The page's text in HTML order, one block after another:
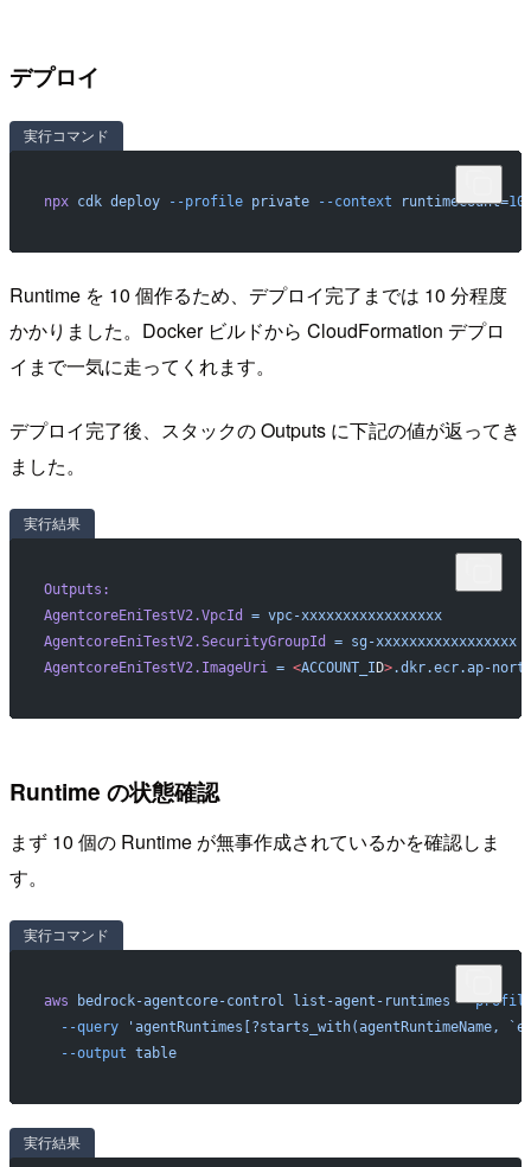
デプロイ
実行コマンド
npx cdk deploy --profile private --context runtimeCount=10
Runtime を 10 個作るため、デプロイ完了までは 10 分程度
かかりました。Docker ビルドから CloudFormation デプロ
イまで一気に走ってくれます。
デプロイ完了後、スタックの Outputs に下記の値が返ってき
ました。
実行結果
Outputs:
AgentcoreEniTestV2.VpcId
= vpc-xxxxxxxxxxxxxxxxx
AgentcoreEniTestV2.SecurityGroupId
= sg-xxxxxxxxxxxxxxxxx
AgentcoreEniTestV2.ImageUri = <ACCOUNT_I D>.dkr.ecr.ap-
Runtime の状態確認
まず 10 個の Runtime が無事作成されているかを確認しま
す。
実行コマンド
aws bedrock-agentcore-control list-agent-runtimes --
  --query
'agentRuntimes[?starts_with(agentRuntimeName,
  --output
table
実行結果